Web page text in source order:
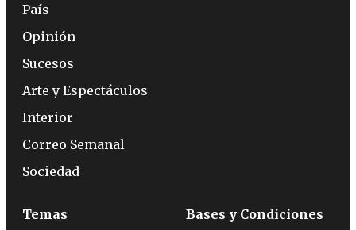
País
Opinión
Sucesos
Arte y Espectáculos
Interior
Correo Semanal
Sociedad
Temas Bases y Condiciones